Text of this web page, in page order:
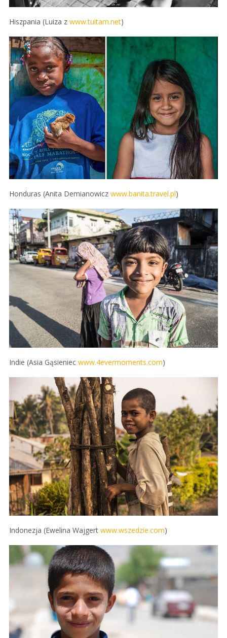
Hiszpania (Luiza z www.tuitam.net)
Honduras (Anita Demianowicz www.banita.travel.pl)
Indie (Asia Gąsieniec www.4evermoments.com)
Indonezja (Ewelina Wajgert www.wszedzie.com)